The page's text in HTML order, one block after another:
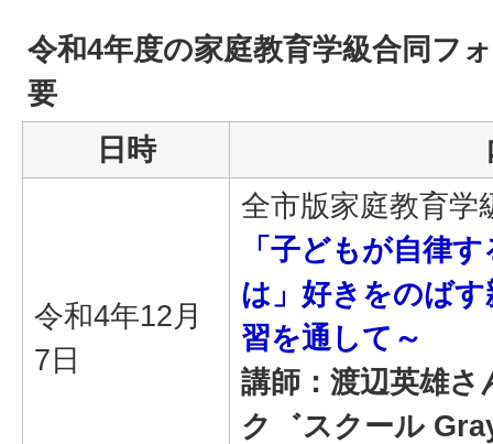
令和4年度の家庭教育学級合同フ
要
日時
令和4年12月
7日
全市版家庭教育学
「子どもが自律
は」好きをのば
習を通して～
講師：渡辺英雄さ
ク゛スクール